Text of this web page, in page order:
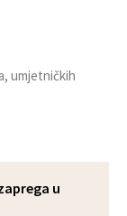
umjetničkih